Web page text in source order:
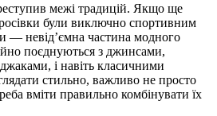
межі традицій. Якщо ще
були виключно спортивним
— невід’ємна частина модного
поєднуються з джинсами,
і навіть класичними
стильно, важливо не просто
вміти правильно комбінувати їх